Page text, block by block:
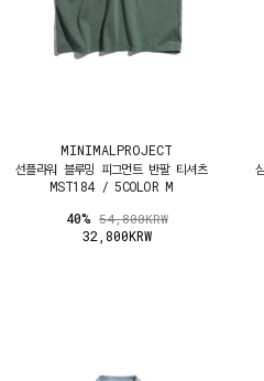
MINIMALPROJECT
선플라워 블루밍 피그먼트 반팔 티셔츠
MST184 / 5COLOR M
40% 54,800KRW
32,800KRW